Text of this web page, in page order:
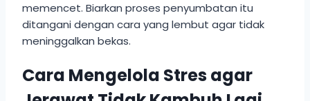
memencet. Biarkan proses penyumbatan itu
ditangani dengan cara yang lembut agar tidak
meninggalkan bekas.
Cara Mengelola Stres agar